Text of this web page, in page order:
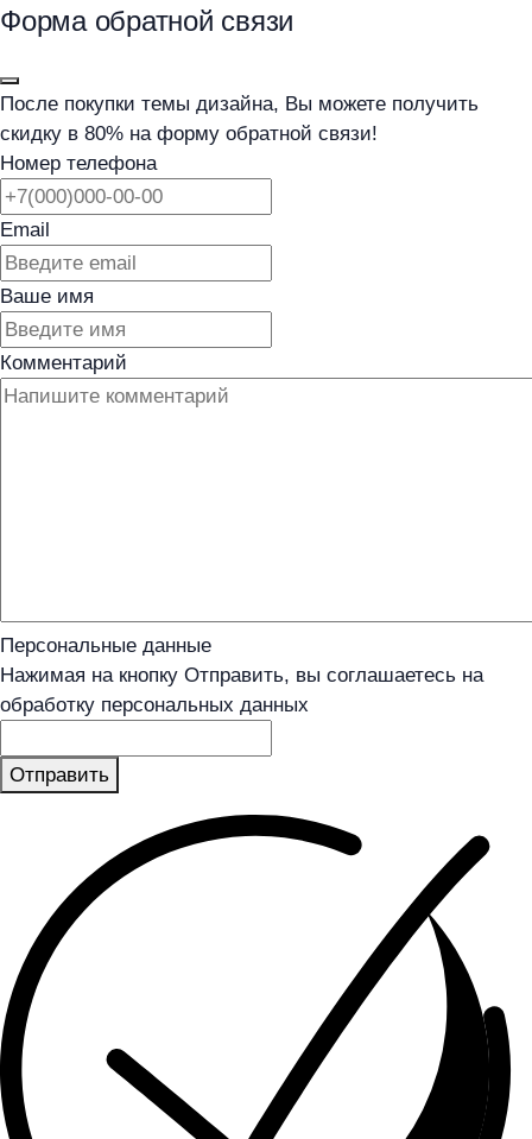
Форма обратной связи
После покупки темы дизайна, Вы можете получить
скидку в 80% на форму обратной связи!
Номер телефона
Email
Ваше имя
Комментарий
Персональные данные
Нажимая на кнопку Отправить, вы соглашаетесь на
обработку персональных данных
Отправить